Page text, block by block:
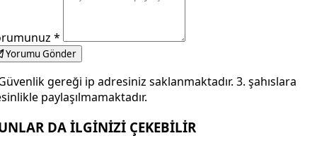
*
Yorumu Gönder
gereği ip adresiniz saklanmaktadır. 3. şahıslara
paylaşılmamaktadır.
DA İLGİNİZİ ÇEKEBİLİR